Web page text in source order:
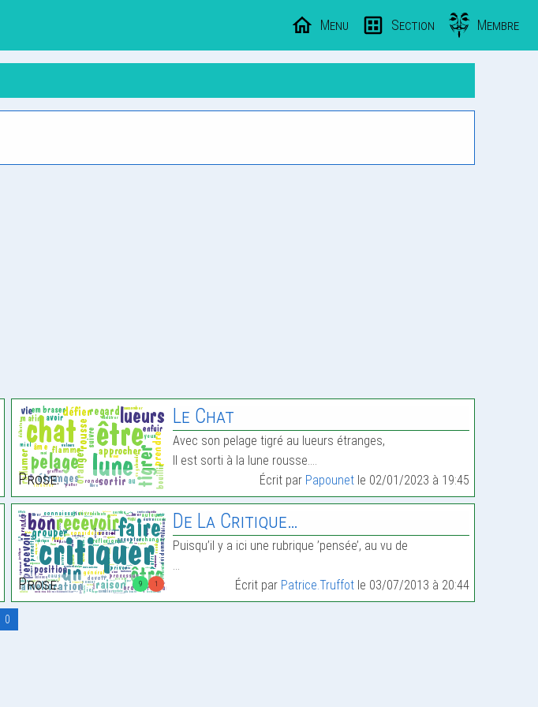
Menu Section Membre
Prose:
Le Chat
Avec son pelage tigré au lueurs étranges,
Il est sorti à la lune rousse.…
Écrit par Papounet le 02/01/2023 à 19:45
9 1
Prose:
De La Critique…
Puisqu’il y a ici une rubrique ’pensée’, au vu de
…
Écrit par Patrice.Truffot le 03/07/2013 à 20:44
0